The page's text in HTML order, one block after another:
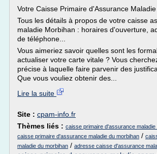
Votre Caisse Primaire d'Assurance
Tous les détails à propos de votre caisse
maladie Morbihan : horaires d'ouverture,
de téléphone...
Vous aimeriez savoir quelles sont les
actualiser votre carte vitale ? Vous
précise à laquelle faire parvenir des
Que vous vouliez obtenir des...
Lire la suite
Site : cpam-info.fr
Thèmes liés : caisse primaire d'assurance
caisse primaire d'assurance maladie du morbihan /
maladie du morbihan / adresse caisse d'assurance